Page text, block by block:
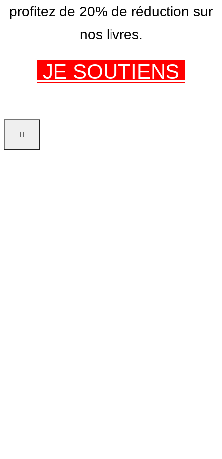
profitez de 20% de réduction sur
nos livres.
JE SOUTIENS